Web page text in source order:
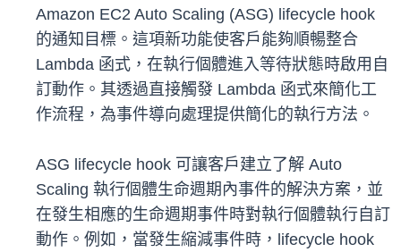
Amazon EC2 Auto Scaling (ASG) lifecycle hook
的通知目標。這項新功能使客戶能夠順暢整合
Lambda 函式，在執行個體進入等待狀態時啟用自
訂動作。其透過直接觸發 Lambda 函式來簡化工
作流程，為事件導向處理提供簡化的執行方法。
ASG lifecycle hook 可讓客戶建立了解 Auto
Scaling 執行個體生命週期內事件的解決方案，並
在發生相應的生命週期事件時對執行個體執行自訂
動作。例如，當發生縮減事件時，lifecycle hook